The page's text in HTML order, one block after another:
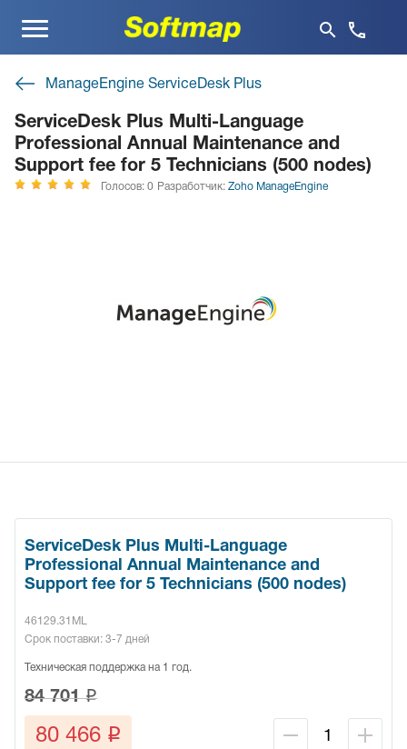
Меню
ManageEngine ServiceDesk Plus
ServiceDesk Plus Multi-Language
Professional Annual Maintenance and
Support fee for 5 Technicians (500 nodes)
Голосов: 0 Разработчик: Zoho ManageEngine
ServiceDesk Plus Multi-Language
Professional Annual Maintenance and
Support fee for 5 Technicians (500 nodes)
46129.31ML
Срок поставки: 3-7 дней
Техническая поддержка на 1 год.
84 701q
80 466 q